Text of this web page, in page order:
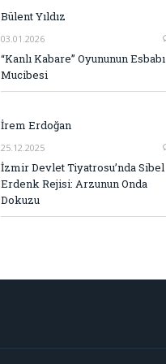
Bülent Yıldız
03.01.2026
“Kanlı Kabare” Oyununun Esbabı
Mucibesi
İrem Erdoğan
25.12.2025
İzmir Devlet Tiyatrosu’nda Sibel
Erdenk Rejisi: Arzunun Onda
Dokuzu